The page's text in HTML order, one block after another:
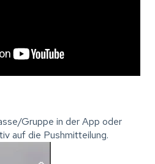
Gruppe in der App oder
auf die Pushmitteilung.